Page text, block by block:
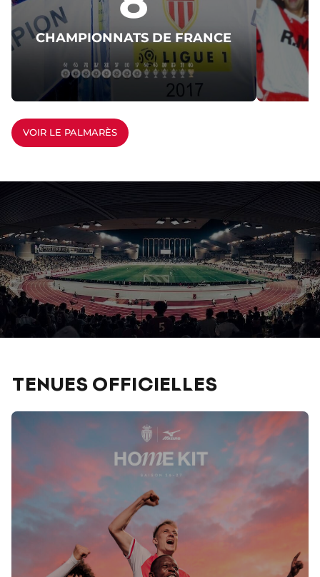
CHAMPIONNATS DE FRANCE
VOIR LE PALMARÈS
TENUES OFFICIELLES